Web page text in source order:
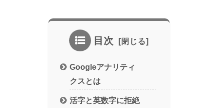
目次
Googleアナリティ
クスとは
活字と英数字に拒絶